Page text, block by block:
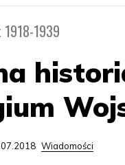
1918-1939
Wiadomości